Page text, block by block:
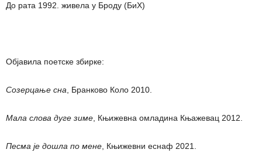
До рата 1992. живела у Броду (БиХ)
Објавила поетске збирке:
Созерцање сна, Бранково Коло 2010.
Мала слова дуге зиме, Књижевна омладина Књажевац 2012.
Песма је дошла по мене, Књижевни еснаф 2021.